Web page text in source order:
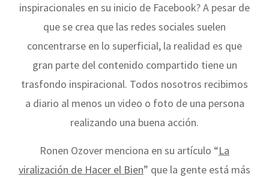
inspiracionales en su inicio de Facebook? A pesar de
que se crea que las redes sociales suelen
concentrarse en lo superficial, la realidad es que
gran parte del contenido compartido tiene un
trasfondo inspiracional. Todos nosotros recibimos
a diario al menos un video o foto de una persona
realizando una buena acción.
Ronen Ozover menciona en su artículo “La
viralización de Hacer el Bien” que la gente está más